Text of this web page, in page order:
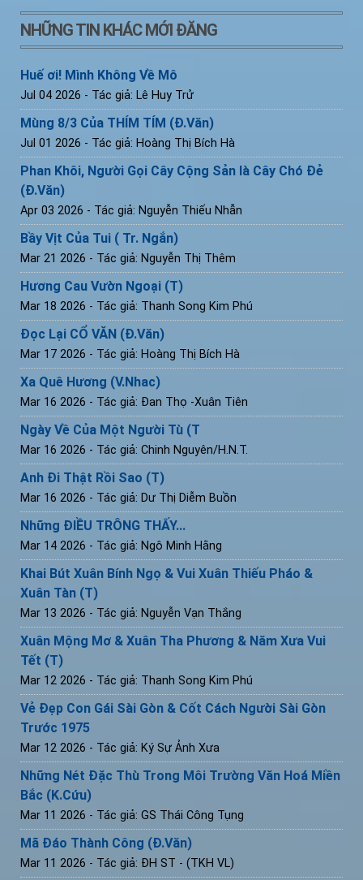
NHỮNG TIN KHÁC MỚI ĐĂNG
Huế ơi! Mình Không Về Mô
Jul 04 2026 - Tác giả: Lê Huy Trử
Mùng 8/3 Của THÍM TÍM (Đ.Văn)
Jul 01 2026 - Tác giả: Hoàng Thị Bích Hà
Phan Khôi, Người Gọi Cây Cộng Sản là Cây Chó Đẻ
(Đ.Văn)
Apr 03 2026 - Tác giả: Nguyễn Thiếu Nhẫn
Bầy Vịt Của Tui ( Tr. Ngắn)
Mar 21 2026 - Tác giả: Nguyễn Thị Thêm
Hương Cau Vườn Ngoại (T)
Mar 18 2026 - Tác giả: Thanh Song Kim Phú
Đọc Lại CỔ VĂN (Đ.Văn)
Mar 17 2026 - Tác giả: Hoàng Thị Bích Hà
Xa Quê Hương (V.Nhac)
Mar 16 2026 - Tác giả: Đan Thọ -Xuân Tiên
Ngày Về Của Một Người Tù (T
Mar 16 2026 - Tác giả: Chinh Nguyên/H.N.T.
Anh Đi Thật Rồi Sao (T)
Mar 16 2026 - Tác giả: Dư Thị Diễm Buồn
Những ĐIỀU TRÔNG THẤY...
Mar 14 2026 - Tác giả: Ngô Minh Hằng
Khai Bút Xuân Bính Ngọ & Vui Xuân Thiếu Pháo &
Xuân Tàn (T)
Mar 13 2026 - Tác giả: Nguyễn Vạn Thắng
Xuân Mộng Mơ & Xuân Tha Phương & Năm Xưa Vui
Tết (T)
Mar 12 2026 - Tác giả: Thanh Song Kim Phú
Vẻ Đẹp Con Gái Sài Gòn & Cốt Cách Người Sài Gòn
Trước 1975
Mar 12 2026 - Tác giả: Ký Sự Ảnh Xưa
Những Nét Đặc Thù Trong Môi Trường Văn Hoá Miền
Bắc (K.Cứu)
Mar 11 2026 - Tác giả: GS Thái Công Tụng
Mã Đáo Thành Công (Đ.Văn)
Mar 11 2026 - Tác giả: ĐH ST - (TKH VL)